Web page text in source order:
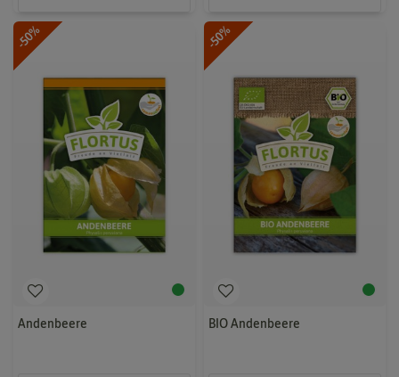
-50%
Andenbeere
-50%
BIO Andenbeere